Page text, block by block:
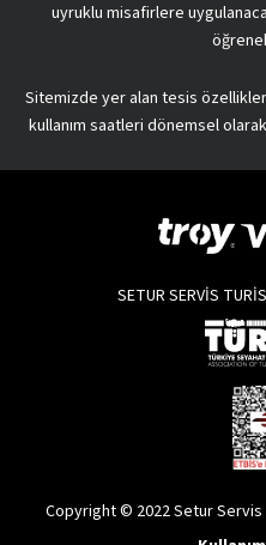
uyruklu misafirlere
Sitemizde yer alan tesis
kullanım saatleri dönemsel
SETUR SERVİS
Copyright © 2022 Setur Servis